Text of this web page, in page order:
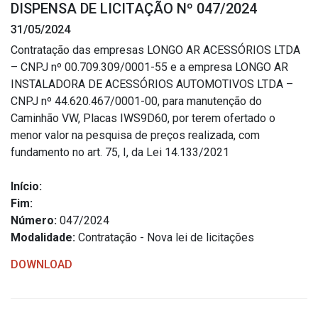
Estrutura Organizacional
Secretarias
Administração
Agricultura e Meio Ambiente
Educação, Cultura, Desporto e Turismo
Obras
Saúde
DISPENSA DE LICITAÇÃO Nº 047/2024
31/05/2024
Contratação das empresas LONGO AR ACESSÓRIOS LTDA
– CNPJ nº 00.709.309/0001-55 e a empresa LONGO AR
INSTALADORA DE ACESSÓRIOS AUTOMOTIVOS LTDA –
CNPJ nº 44.620.467/0001-00, para manutenção do
Caminhão VW, Placas IWS9D60, por terem ofertado o
menor valor na pesquisa de preços realizada, com
fundamento no art. 75, I, da Lei 14.133/2021
Início:
Fim:
Número: 047/2024
Modalidade: Contratação - Nova lei de licitações
DOWNLOAD